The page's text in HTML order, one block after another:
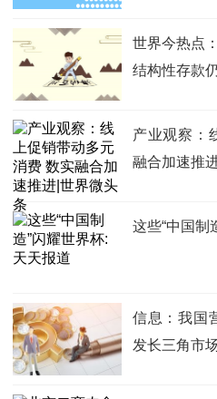
世界今热点
结构性存款
产业观察：
融合加速推
这些“中国制
信息：我国
发长三角市